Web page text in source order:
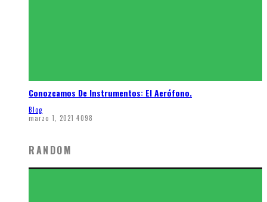
Conozcamos De Instrumentos: El Aerófono.
Blog
marzo 1, 2021 4098
RANDOM